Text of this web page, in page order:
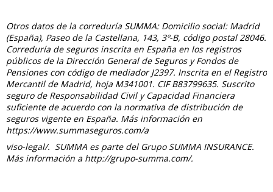
Otros datos de la correduría SUMMA: Domicilio social: Madrid
(España), Paseo de la Castellana, 143, 3º-B, código postal 28046.
Correduría de seguros inscrita en España en los registros
públicos de la Dirección General de Seguros y Fondos de
Pensiones con código de mediador J2397. Inscrita en el Registro
Mercantil de Madrid, hoja M341001. CIF B83799635. Suscrito
seguro de Responsabilidad Civil y Capacidad Financiera
suficiente de acuerdo con la normativa de distribución de
seguros vigente en España. Más información en
https://www.summaseguros.com/a
viso-legal/. SUMMA es parte del Grupo SUMMA INSURANCE.
Más información a http://grupo-summa.com/.